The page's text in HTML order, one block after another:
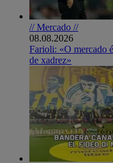
// Mercado //
08.08.2026
Farioli: «O mercado
de xadrez»